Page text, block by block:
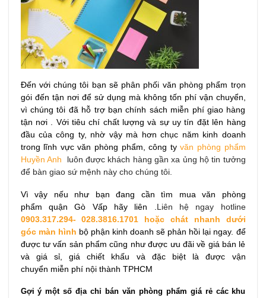
Đến với chúng tôi bạn sẽ phân phối văn phòng phẩm trọn
gói đến tận nơi để sử dụng mà không tốn phí vận chuyển,
vì chúng tôi đã hỗ trợ bạn chính sách miễn phí giao hàng
tận nơi . Với tiêu chí chất lượng và sự uy tín đặt lên hàng
đầu của công ty, nhờ vậy mà hơn chục năm kinh doanh
trong lĩnh vực văn phòng phẩm, công ty văn phòng phẩm
Huyền Anh luôn được khách hàng gần xa ủng hộ tin tưởng
để bàn giao sứ mệnh này cho chúng tôi.
Vì vậy nếu như bạn đang cần tìm mua văn phòng
phẩm quận Gò Vấp hãy liên
Liên hệ ngay hotline
0903.317.294- 028.3816.1701
hoặc chát nhanh dưới
góc màn hình bộ phận kinh doanh sẽ phản hồi lại ngay. để
được tư vấn sản phẩm cũng như được ưu đãi về giá bán lẻ
và giá sỉ, giá chiết khấu và đặc biệt là được vận
chuyển miễn phí nội thành TPHCM
Gợi ý một số địa chỉ bán văn phòng phẩm giá rẻ các khu